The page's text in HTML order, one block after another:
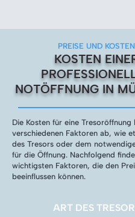
PREISE UND KOSTEN
KOSTEN
NOTÖFFNUNG IN
Die Kosten für eine Tresoröffnung
verschiedenen Faktoren ab, wie
des Tresors oder dem
für die Öffnung. Nachfolgend
wichtigsten Faktoren, die den
beeinflussen können.
ART DES